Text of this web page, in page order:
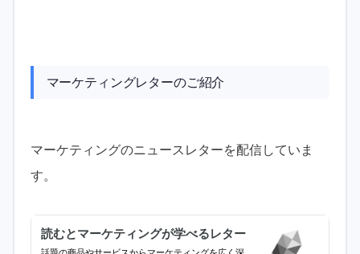
マーケティングレターのご紹介
マーケティングのニュースレターを配信していま
す。